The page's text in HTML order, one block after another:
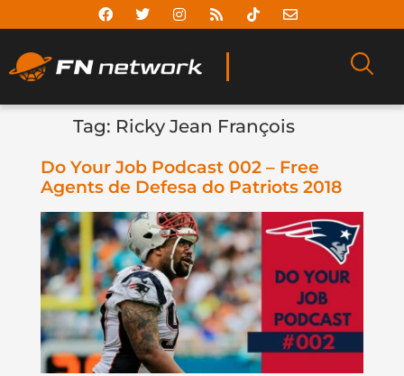
Tag: Ricky Jean François
Do Your Job Podcast 002 – Free
Agents de Defesa do Patriots 2018